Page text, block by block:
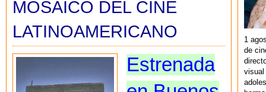
MOSAICO DEL CINE
LATINOAMERICANO
Estrenada
1
de
visual